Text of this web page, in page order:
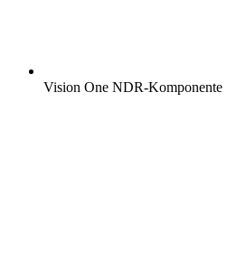
Vision One NDR-Komponente